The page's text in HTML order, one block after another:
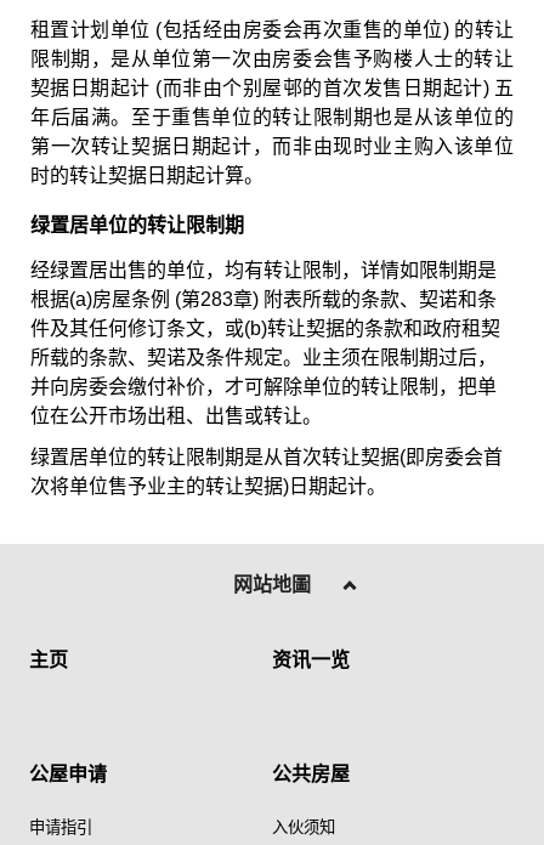
租置计划单位 (包括经由房委会再次重售的单位) 的转让
限制期，是从单位第一次由房委会售予购楼人士的转让
契据日期起计 (而非由个别屋邨的首次发售日期起计) 五
年后届满。至于重售单位的转让限制期也是从该单位的
第一次转让契据日期起计，而非由现时业主购入该单位
时的转让契据日期起计算。
绿置居单位的转让限制期
经绿置居出售的单位，均有转让限制，详情如限制期是
根据(a)房屋条例 (第283章) 附表所载的条款、契诺和条
件及其任何修订条文，或(b)转让契据的条款和政府租契
所载的条款、契诺及条件规定。业主须在限制期过后，
并向房委会缴付补价，才可解除单位的转让限制，把单
位在公开市场出租、出售或转让。
绿置居单位的转让限制期是从首次转让契据(即房委会首
次将单位售予业主的转让契据)日期起计。
网站地圖
主页 资讯一览
公屋申请
申请指引
公共房屋
入伙须知